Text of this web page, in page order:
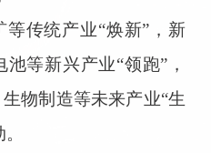
传统产业“焕新”，新
等新兴产业“领跑”，
物制造等未来产业“生